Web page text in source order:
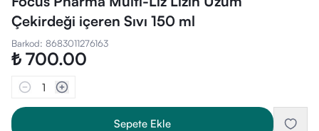
Çekirdeği içeren Sıvı 150 ml
Barkod: 8683011276163
₺ 700.00
1
Sepete Ekle